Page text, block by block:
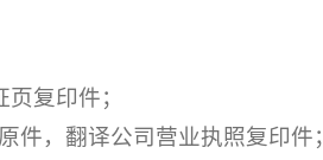
复印件；
，翻译公司营业执照复印件；